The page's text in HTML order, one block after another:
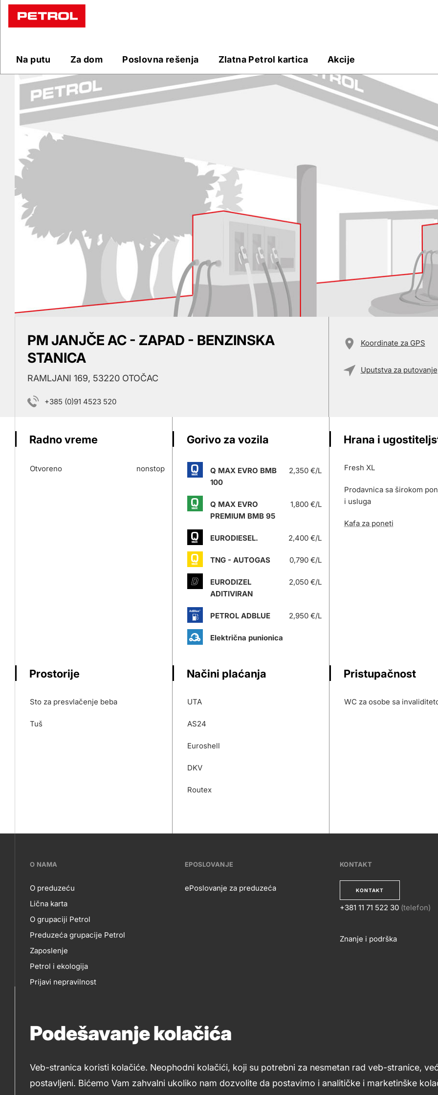
Podešavanje kolačića
Veb-stranica koristi kolačiće. Neophodni kolačići, koji su potrebni za nesmetan rad veb-stranice,
postavljeni. Bićemo Vam zahvalni ukoliko nam dozvolite da postavimo i analitičke i marketinške
Prodajna
mesta
Na putu Za dom Poslovna rešenja Zlatna Petrol kartica Akcije
PM JANJČE AC - ZAPAD - BENZINSKA
STANICA
RAMLJANI 169, 53220 OTOČAC
+385 (0)91 4523 520
Koordinate za GPS
Uputstva za putovanje
Radno vreme
Otvoreno nonstop
Gorivo za vozila
Q MAX EVRO BMB
100
2,350 €/L
Q MAX EVRO
PREMIUM BMB 95
1,800 €/L
EURODIESEL. 2,400 €/L
TNG - AUTOGAS 0,790 €/L
EURODIZEL
ADITIVIRAN
2,050 €/L
PETROL ADBLUE 2,950 €/L
Električna punionica
Hrana i
Fresh XL
Prodavnica sa širokom
i usluga
Kafa za poneti
Prostorije
Sto za presvlačenje beba
Tuš
Načini plaćanja
UTA
AS24
Euroshell
DKV
Routex
Pristupačnost
WC za osobe sa
???
petrol-
skupno.footer-
title???
O NAMA
O
NAMA
O preduzeću
Lična karta
O grupaciji Petrol
Preduzeća grupacije Petrol
Zaposlenje
Petrol i ekologija
Prijavi nepravilnost
Tenderi Petrol
EPOSLOVANJE
EPOSLOVANJE
ePoslovanje za preduzeća
KONTAKT
KONTAKT
+381 11 71 522 30 (telefon)
Znanje i podrška
2019-2026 Petrol d.o.o. Beograd i Petrol d.d., Ljubljana Uslovi upotrebe